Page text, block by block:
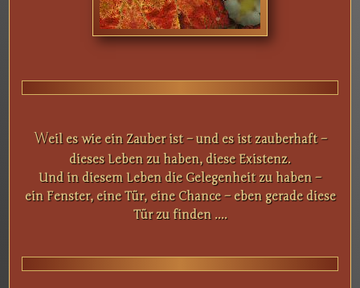
Weil es wie ein Zauber ist – und es ist zauberhaft –
dieses Leben zu haben, diese Existenz.
Und in diesem Leben die Gelegenheit zu haben –
ein Fenster, eine Tür, eine Chance – eben gerade diese
Tür zu finden ....